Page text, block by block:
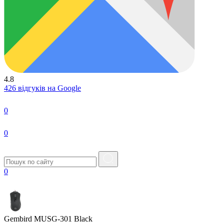
4.8
426 відгуків на Google
0
0
0
Gembird MUSG-301 Black